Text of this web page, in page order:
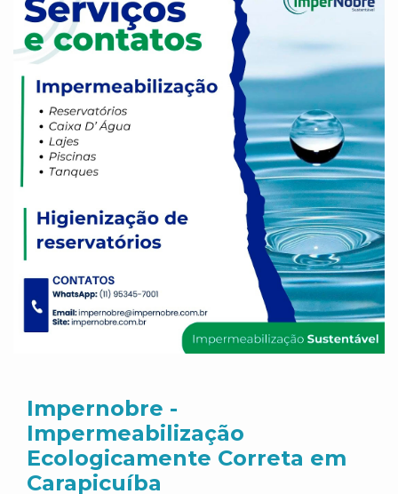
Impernobre -
Impermeabilização
Ecologicamente Correta em
Carapicuíba